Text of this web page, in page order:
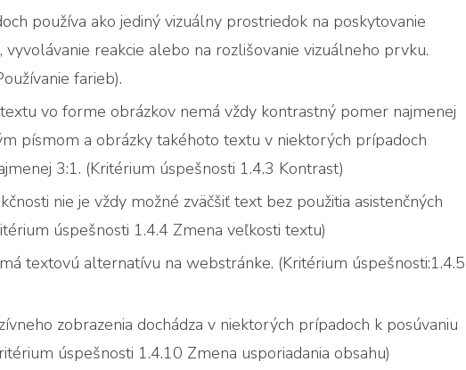
používa ako jediný vizuálny prostriedok na poskytovanie
vyvolávanie reakcie alebo na rozlišovanie vizuálneho prvku.
farieb).
vo forme obrázkov nemá vždy kontrastný pomer najmenej
písmom a obrázky takéhoto textu v niektorých prípadoch
3:1. (Kritérium úspešnosti 1.4.3 Kontrast)
nie je vždy možné zväčšiť text bez použitia asistenčných
úspešnosti 1.4.4 Zmena veľkosti textu)
textovú alternatívu na webstránke. (Kritérium úspešnosti:1.4.5
zobrazenia dochádza v niektorých prípadoch k posúvaniu
úspešnosti 1.4.10 Zmena usporiadania obsahu)